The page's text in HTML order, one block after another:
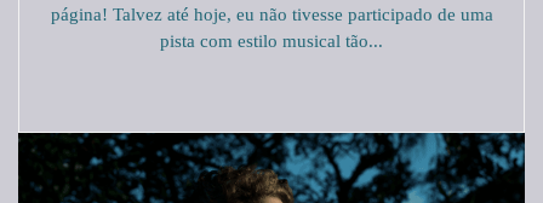
página! Talvez até hoje, eu não tivesse participado de uma
pista com estilo musical tão...